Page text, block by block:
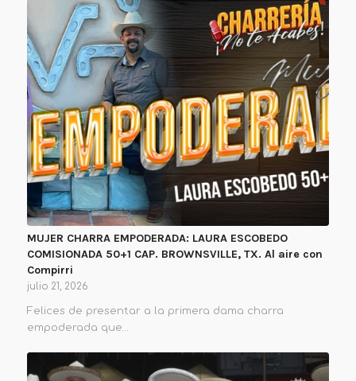
MUJER CHARRA EMPODERADA: LAURA ESCOBEDO
COMISIONADA 50+1 CAP. BROWNSVILLE, TX. Al aire con
Compirri
julio 21, 2026
Felices de presentar a la primera dama charra
empoderada que…